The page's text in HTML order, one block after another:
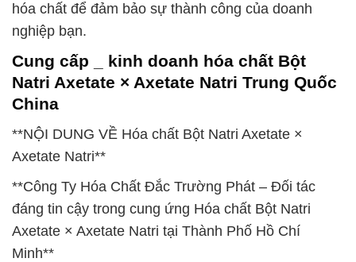
hóa chất để đảm bảo sự thành công của doanh
nghiệp bạn.
Cung cấp _ kinh doanh hóa chất Bột
Natri Axetate × Axetate Natri Trung Quốc
China
**NỘI DUNG VỀ Hóa chất Bột Natri Axetate ×
Axetate Natri**
**Công Ty Hóa Chất Đắc Trường Phát – Đối tác
đáng tin cậy trong cung ứng Hóa chất Bột Natri
Axetate × Axetate Natri tại Thành Phố Hồ Chí
Minh**